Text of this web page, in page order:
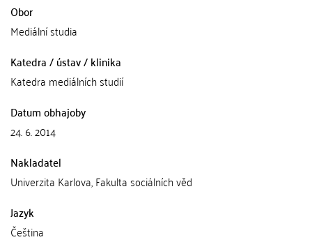
Obor
Mediální studia
Katedra / ústav / klinika
Katedra mediálních studií
Datum obhajoby
24. 6. 2014
Nakladatel
Univerzita Karlova, Fakulta sociálních věd
Jazyk
Čeština